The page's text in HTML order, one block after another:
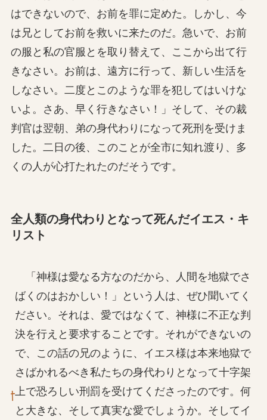
はできないので、お前を罪に定めた。しかし、今
は兄としてお前を救いに来たのだ。急いで、お前
の服と私の官服とを取り替えて、ここから出て行
きなさい。お前は、遠方に行って、新しい生活を
しなさい。二度とこのような罪を犯してはいけな
いよ。さあ、早く行きなさい！」そして、その裁
判官は翌朝、弟の身代わりになって死刑を受けま
した。二日の後、このことが全市に知れ渡り、多
くの人が心打たれたのだそうです。
全人類の身代わりとなって死んだイエス・キ
リスト
「神様は愛なる方なのだから、人間を地獄でさ
ばくのはおかしい！」という人は、ぜひ聞いてく
ださい。それは、愛ではなくて、神様に不正な判
決を行えと要求することです。それができないの
で、この話の兄のように、イエス様は本来地獄で
さばかれるべき私たちの身代わりとなって十字架
上で恐ろしい刑罰を受けてくださったのです。何
と大きな、そして真実な愛でしょうか。そしてイ